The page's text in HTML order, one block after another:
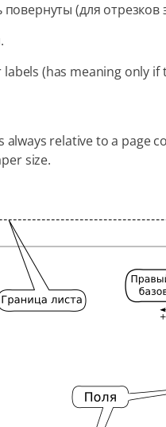
(для отрезков
(has meaning only
relative to a page
size.